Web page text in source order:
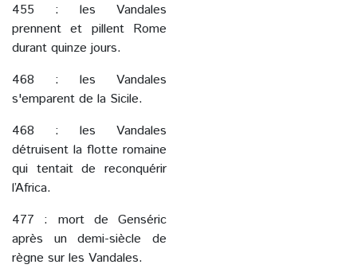
455 : les Vandales
prennent et pillent Rome
durant quinze jours.
468 : les Vandales
s'emparent de la Sicile.
468 : les Vandales
détruisent la flotte romaine
qui tentait de reconquérir
l’Africa.
477 : mort de Genséric
après un demi-siècle de
règne sur les Vandales.